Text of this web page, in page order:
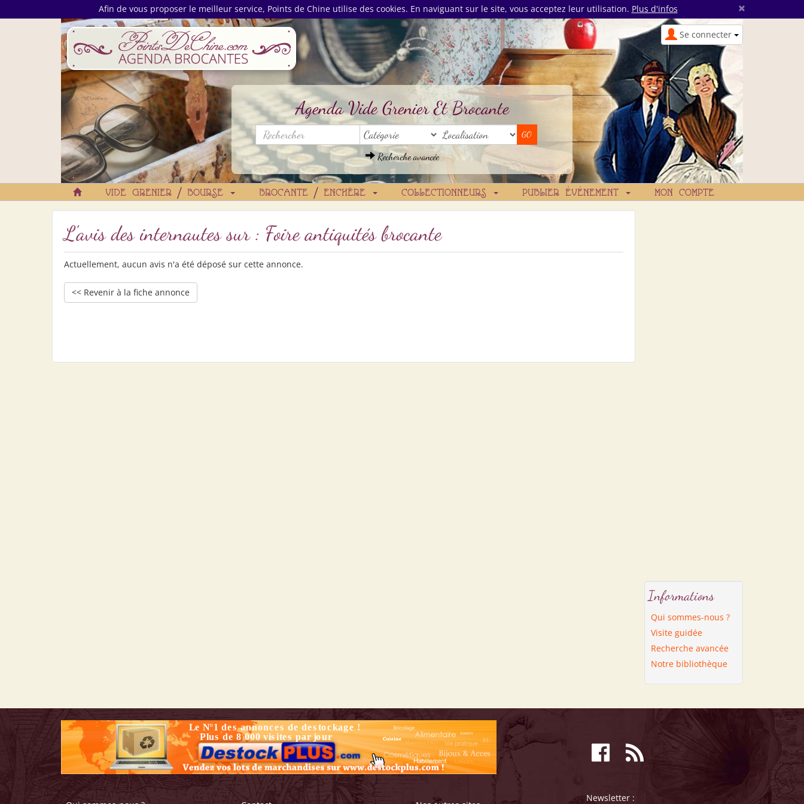
Afin de vous proposer le meilleur service, Points de Chine utilise des cookies. En naviguant sur le site, vous acceptez leur utilisation. Plus d'infos ×
Se connecter
Agenda Vide Grenier Et Brocante
Recherche avancée
VIDE GRENIER / BOURSE BROCANTE / ENCHÈRE COLLECTIONNEURS PUBLIER ÉVÉNEMENT MON COMPTE
L'avis des internautes sur : Foire antiquités brocante
Actuellement, aucun avis n'a été déposé sur cette annonce.
<< Revenir à la fiche annonce
Informations
Qui sommes-nous ?
Visite guidée
Recherche avancée
Notre bibliothèque
Newsletter :